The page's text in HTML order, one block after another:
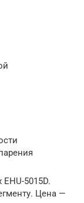
5015D.
Цена —